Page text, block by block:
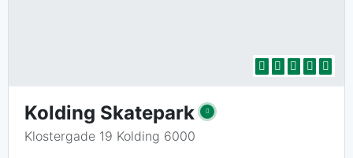
Kolding Skatepark
Klostergade 19 Kolding 6000